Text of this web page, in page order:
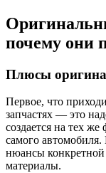
почему они
Плюсы
Первое, что
запчастях — это
создается на тех
самого
нюансы
материалы.